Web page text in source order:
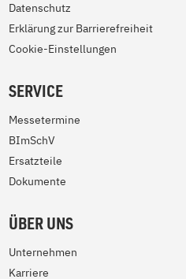
Datenschutz
Erklärung zur Barrierefreiheit
Cookie-Einstellungen
SERVICE
Messetermine
BImSchV
Ersatzteile
Dokumente
ÜBER UNS
Unternehmen
Karriere